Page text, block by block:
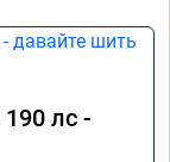
лс -